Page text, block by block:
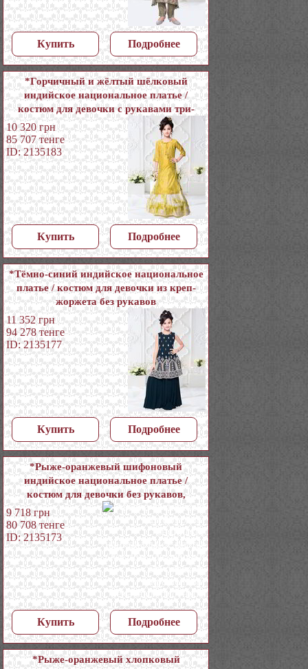
Купить Подробнее
*Горчичный и жёлтый шёлковый
индийское национальное платье /
костюм для девочки с рукавами три-
четверти, украшенный вышивкой
люрексом с пайетками
10 320 грн
85 707 тенге
ID: 2135183
Купить Подробнее
*Тёмно-синий индийское национальное
платье / костюм для девочки из креп-
жоржета без рукавов
11 352 грн
94 278 тенге
ID: 2135177
Купить Подробнее
*Рыже-оранжевый шифоновый
индийское национальное платье /
костюм для девочки без рукавов,
украшенный печатным рисунком
9 718 грн
80 708 тенге
ID: 2135173
Купить Подробнее
*Рыже-оранжевый хлопковый